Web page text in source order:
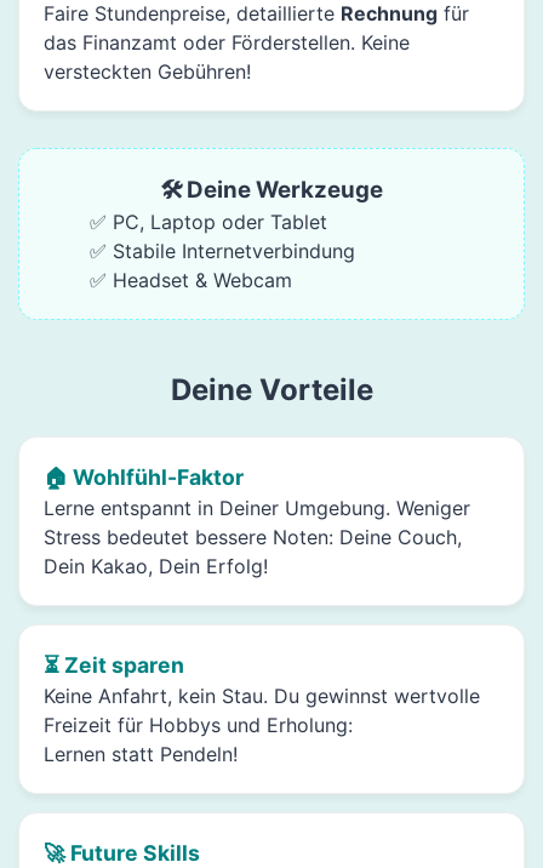
Faire Stundenpreise, detaillierte Rechnung für
das Finanzamt oder Förderstellen. Keine
versteckten Gebühren!
🛠️ Deine Werkzeuge
✅ PC, Laptop oder Tablet
✅ Stabile Internetverbindung
✅ Headset & Webcam
Deine Vorteile
🏠 Wohlfühl-Faktor
Lerne entspannt in Deiner Umgebung. Weniger
Stress bedeutet bessere Noten: Deine Couch,
Dein Kakao, Dein Erfolg!
⏳ Zeit sparen
Keine Anfahrt, kein Stau. Du gewinnst wertvolle
Freizeit für Hobbys und Erholung:
Lernen statt Pendeln!
🚀 Future Skills